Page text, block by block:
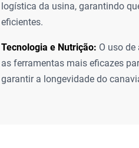
logística da usina, garantindo
eficientes.
Tecnologia e Nutrição: O uso
as ferramentas mais eficazes
garantir a longevidade do